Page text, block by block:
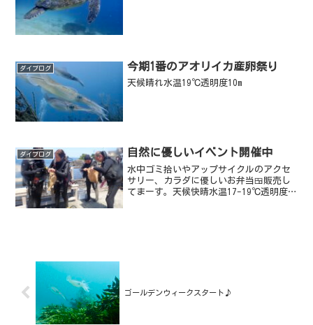
ダイブログ 今期1番のアオリイカ産卵祭り
天候晴れ水温19℃透明度10m
ダイブログ 自然に優しいイベント開催中
水中ゴミ拾いやアップサイクルのアクセ
サリー、カラダに優しいお弁当🍱販売し
てまーす。天候快晴水温17-19℃透明度
ゴールデンウィークスタート♪